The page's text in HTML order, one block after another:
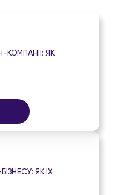
КОМПАНІЇ: ЯК
ЯК ЇХ